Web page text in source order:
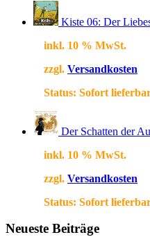
Kiste 06: Der
inkl. 10 % MwSt.
zzgl. Versandkosten
Status: Sofort
Der Schatten der
inkl. 10 % MwSt.
zzgl. Versandkosten
Status: Sofort
Neueste Beiträge